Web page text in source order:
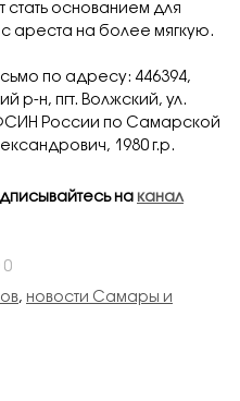
стать основанием для
ареста на более мягкую.
по адресу: 446394,
р-н, пгт. Волжский, ул.
России по Самарской
1980 г.р.
на канал
0
, новости Самары и